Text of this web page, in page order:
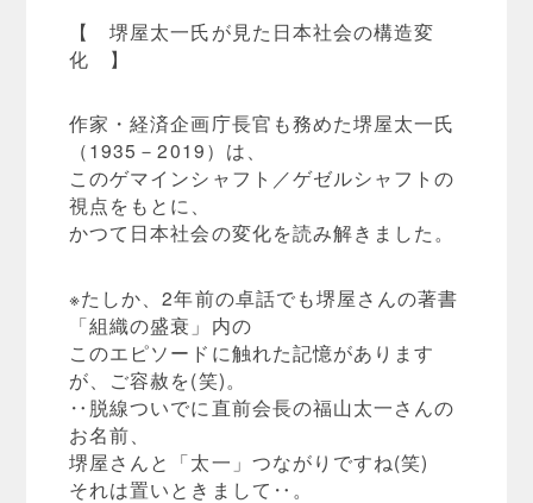
【 堺屋太一氏が見た日本社会の構造変
化 】
作家・経済企画庁長官も務めた堺屋太一氏
（1935－2019）は、
このゲマインシャフト／ゲゼルシャフトの
視点をもとに、
かつて日本社会の変化を読み解きました。
※たしか、2年前の卓話でも堺屋さんの著書
「組織の盛衰」内の
このエピソードに触れた記憶があります
が、ご容赦を(笑)。
‥脱線ついでに直前会長の福山太一さんの
お名前、
堺屋さんと「太一」つながりですね(笑)
それは置いときまして‥。